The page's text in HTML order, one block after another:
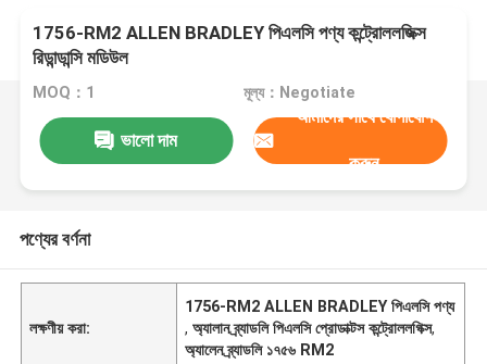
1756-RM2 ALLEN BRADLEY পিএলসি পণ্য কন্ট্রোললজিক্স
রিডান্ডান্সি মডিউল
MOQ：1 মূল্য：Negotiate
ভালো দাম
আমাদের সাথে যোগাযোগ
করুন
পণ্যের বর্ণনা
লক্ষণীয় করা:
1756-RM2 ALLEN BRADLEY পিএলসি পণ্য
,অ্যালান ব্র্যাডলি পিএলসি প্রোডাক্টস কন্ট্রোললগিক্স,
অ্যালেন ব্র্যাডলি ১৭৫৬ RM2